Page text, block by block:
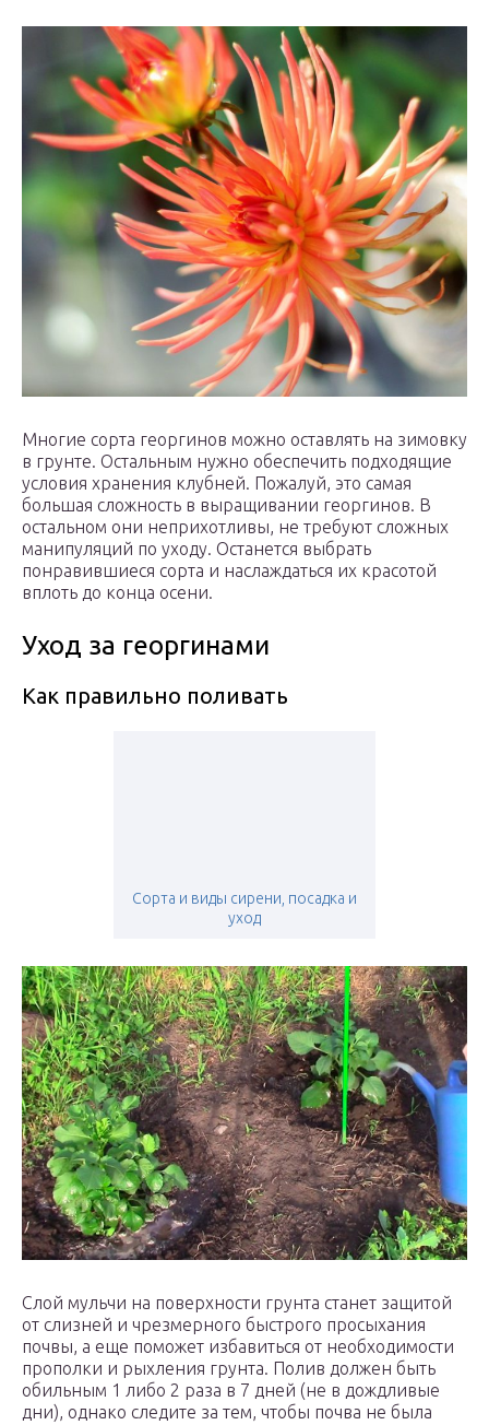
Многие сорта георгинов можно оставлять на зимовку
в грунте. Остальным нужно обеспечить подходящие
условия хранения клубней. Пожалуй, это самая
большая сложность в выращивании георгинов. В
остальном они неприхотливы, не требуют сложных
манипуляций по уходу. Останется выбрать
понравившиеся сорта и наслаждаться их красотой
вплоть до конца осени.
Уход за георгинами
Как правильно поливать
Сорта и виды сирени, посадка и
уход
Слой мульчи на поверхности грунта станет защитой
от слизней и чрезмерного быстрого просыхания
почвы, а еще поможет избавиться от необходимости
прополки и рыхления грунта. Полив должен быть
обильным 1 либо 2 раза в 7 дней (не в дождливые
дни), однако следите за тем, чтобы почва не была